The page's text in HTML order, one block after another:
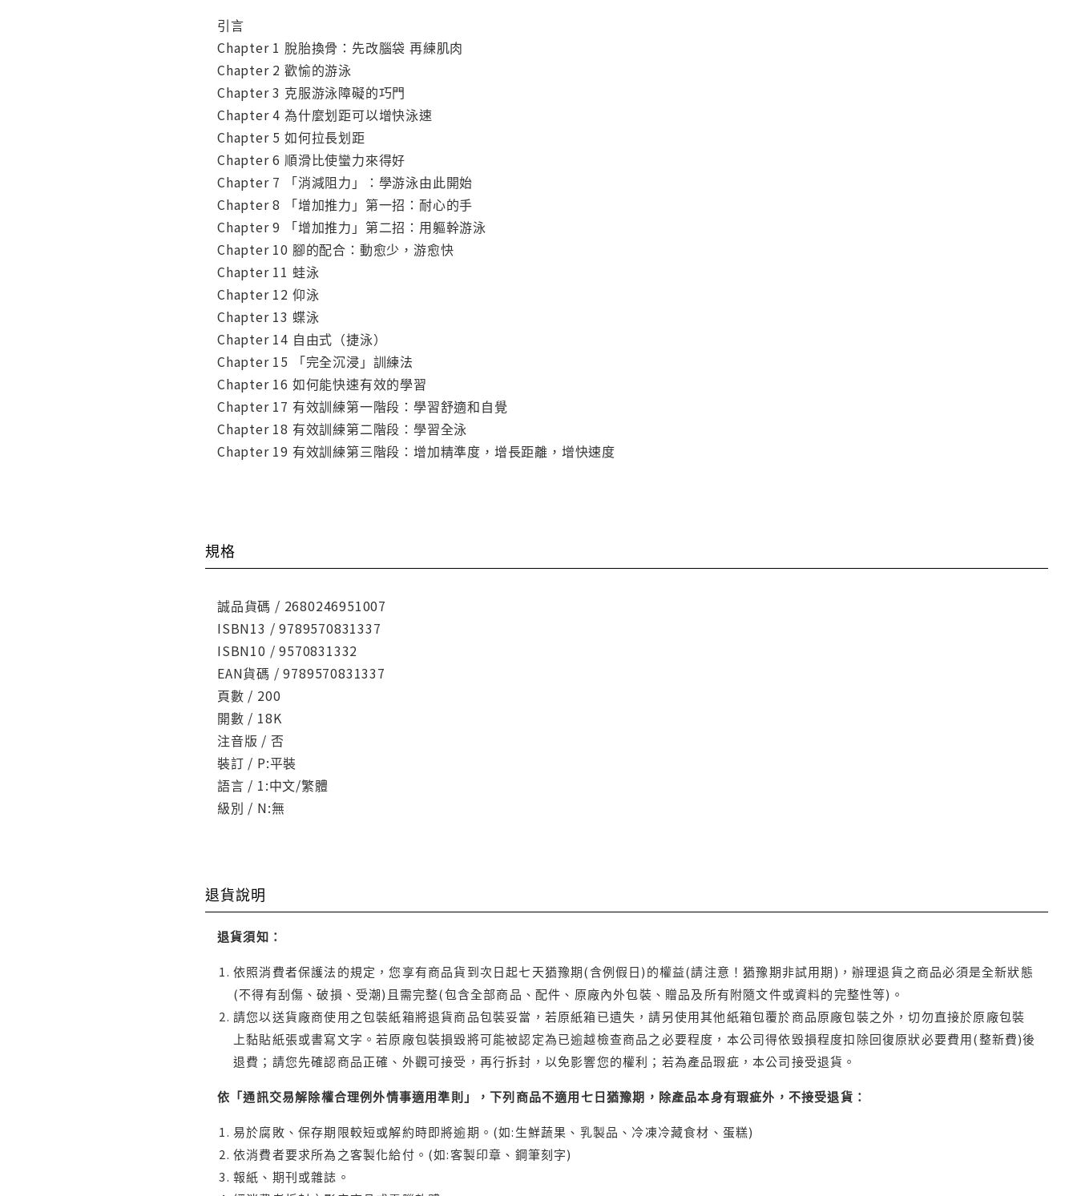
引言
Chapter 1 脫胎換骨：先改腦袋 再練肌肉
Chapter 2 歡愉的游泳
Chapter 3 克服游泳障礙的巧門
Chapter 4 為什麼划距可以增快泳速
Chapter 5 如何拉長划距
Chapter 6 順滑比使蠻力來得好
Chapter 7 「消減阻力」：學游泳由此開始
Chapter 8 「增加推力」第一招：耐心的手
Chapter 9 「增加推力」第二招：用軀幹游泳
Chapter 10 腳的配合：動愈少，游愈快
Chapter 11 蛙泳
Chapter 12 仰泳
Chapter 13 蝶泳
Chapter 14 自由式（捷泳）
Chapter 15 「完全沉浸」訓練法
Chapter 16 如何能快速有效的學習
Chapter 17 有效訓練第一階段：學習舒適和自覺
Chapter 18 有效訓練第二階段：學習全泳
Chapter 19 有效訓練第三階段：增加精準度，增長距離，增快速度
規格
誠品貨碼 / 2680246951007
ISBN13 / 9789570831337
ISBN10 / 9570831332
EAN貨碼 / 9789570831337
頁數 / 200
開數 / 18K
注音版 / 否
裝訂 / P:平裝
語言 / 1:中文/繁體
級別 / N:無
退貨說明
退貨須知：
依照消費者保護法的規定，您享有商品貨到次日起七天猶豫期(含例假日)的權益(請注意！猶豫期非試用期)，辦理退貨之商品必須是全新狀態
(不得有刮傷、破損、受潮)且需完整(包含全部商品、配件、原廠內外包裝、贈品及所有附隨文件或資料的完整性等)。
請您以送貨廠商使用之包裝紙箱將退貨商品包裝妥當，若原紙箱已遺失，請另使用其他紙箱包覆於商品原廠包裝之外，切勿直接於原廠包裝
上黏貼紙張或書寫文字。若原廠包裝損毀將可能被認定為已逾越檢查商品之必要程度，本公司得依毀損程度扣除回復原狀必要費用(整新費)後
退費；請您先確認商品正確、外觀可接受，再行拆封，以免影響您的權利；若為產品瑕疵，本公司接受退貨。
依「通訊交易解除權合理例外情事適用準則」，下列商品不適用七日猶豫期，除產品本身有瑕疵外，不接受退貨：
易於腐敗、保存期限較短或解約時即將逾期。(如:生鮮蔬果、乳製品、冷凍冷藏食材、蛋糕)
依消費者要求所為之客製化給付。(如:客製印章、鋼筆刻字)
報紙、期刊或雜誌。